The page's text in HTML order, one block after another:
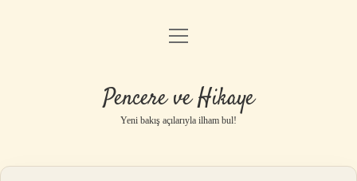
Anasayfa
Yasal Uyarı
menüyü
Pencere ve Hikaye
Yeni bakış açılarıyla ilham bul!